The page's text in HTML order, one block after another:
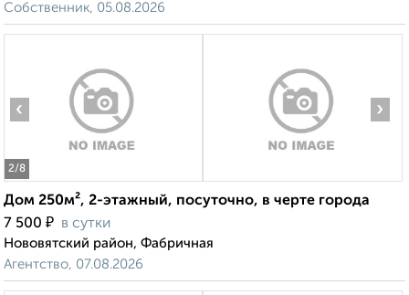
Собственник, 05.08.2026
2/8
‹ ›
Дом 250м², 2-этажный, посуточно, в черте города
7 500 ₽ в сутки
Нововятский район, Фабричная
Агентство, 07.08.2026